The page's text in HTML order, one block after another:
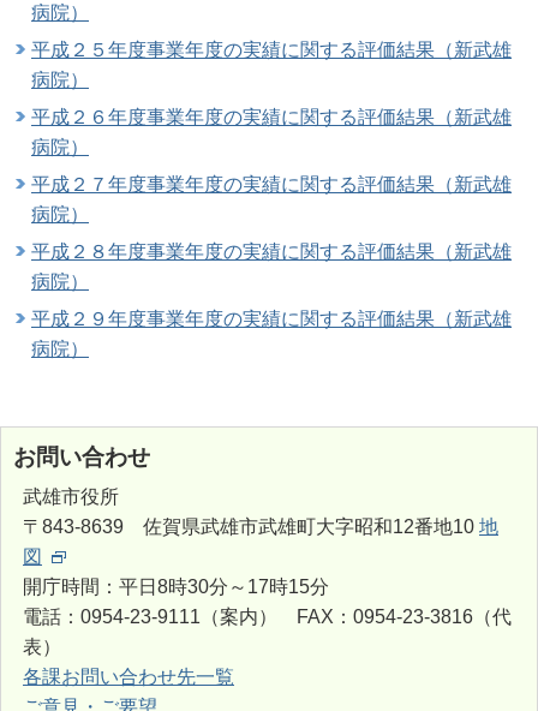
病院）
平成２５年度事業年度の実績に関する評価結果（新武雄
病院）
平成２６年度事業年度の実績に関する評価結果（新武雄
病院）
平成２７年度事業年度の実績に関する評価結果（新武雄
病院）
平成２８年度事業年度の実績に関する評価結果（新武雄
病院）
平成２９年度事業年度の実績に関する評価結果（新武雄
病院）
お問い合わせ
武雄市役所
〒843-8639 佐賀県武雄市武雄町大字昭和12番地10 地
図
開庁時間：平日8時30分～17時15分
電話：0954-23-9111（案内） FAX：0954-23-3816（代
表）
各課お問い合わせ先一覧
ご意見・ご要望